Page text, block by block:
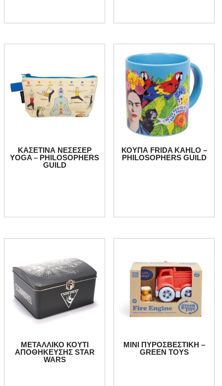
ΚΑΣΕΤΙΝΑ ΝΕΣΕΣΕΡ
YOGA – PHILOSOPHERS
GUILD
ΚΟΥΠΑ FRIDA KAHLO –
PHILOSOPHERS GUILD
ΜΕΤΑΛΛΙΚΟ ΚΟΥΤΙ
ΑΠΟΘΗΚΕΥΣΗΣ STAR
WARS
ΜΙΝΙ ΠΥΡΟΣΒΕΣΤΙΚΗ –
GREEN TOYS